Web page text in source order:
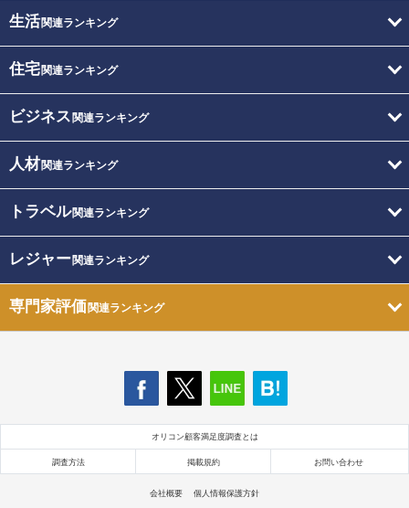
生活関連ランキング
住宅関連ランキング
ビジネス 関連ランキング
人材関連ランキング
トラベル関連ランキング
レジャー関連ランキング
専門家評価関連ランキング
オリコン顧客満足度調査とは
調査方法 掲載規約 お問い合わせ
会社概要 個人情報保護方針